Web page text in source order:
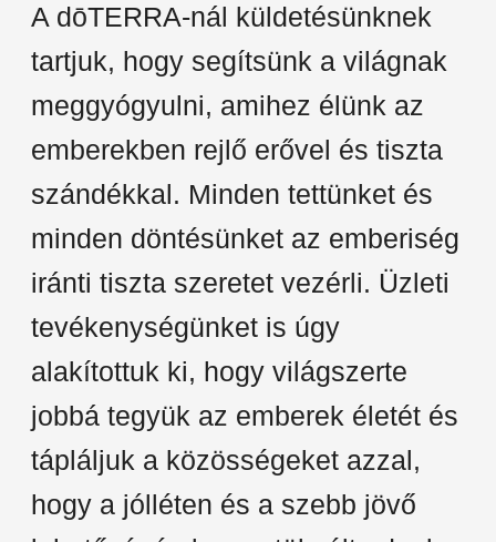
A dōTERRA-nál küldetésünknek
tartjuk, hogy segítsünk a világnak
meggyógyulni, amihez élünk az
emberekben rejlő erővel és tiszta
szándékkal. Minden tettünket és
minden döntésünket az emberiség
iránti tiszta szeretet vezérli. Üzleti
tevékenységünket is úgy
alakítottuk ki, hogy világszerte
jobbá tegyük az emberek életét és
tápláljuk a közösségeket azzal,
hogy a jólléten és a szebb jövő